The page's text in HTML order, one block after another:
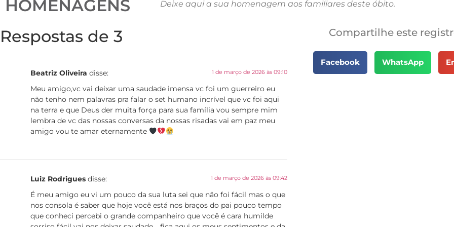
HOMENAGENS Deixe aqui a sua homenagem aos familiares deste óbito.
Respostas de 3
Beatriz Oliveira disse: 1 de março de 2026 às 09:10
Meu amigo,vc vai deixar uma saudade imensa vc foi um guerreiro eu
não tenho nem palavras pra falar o set humano incrível que vc foi aqui
na terra e que Deus der muita força para sua família vou sempre mim
lembra de vc das nossas conversas da nossas risadas vai em paz meu
amigo vou te amar eternamente
Luiz Rodrigues disse: 1 de março de 2026 às 09:42
É meu amigo eu vi um pouco da sua luta sei que não foi fácil mas o que
nos consola é saber que hoje você está nos braços do pai pouco tempo
que conheci percebi o grande companheiro que você é cara humilde
Compartilhe este
Facebook WhatsApp